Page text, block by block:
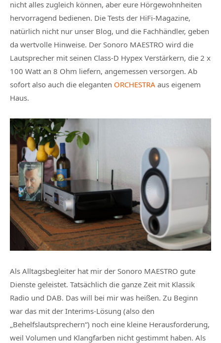
nicht alles zugleich können, aber eure Hörgewohnheiten
hervorragend bedienen. Die Tests der HiFi-Magazine,
natürlich nicht nur unser Blog, und die Fachhändler, geben
da wertvolle Hinweise. Der Sonoro MAESTRO wird die
Lautsprecher mit seinen Class-D Hypex Verstärkern, die 2 x
100 Watt an 8 Ohm liefern, angemessen versorgen. Ab
sofort also auch die eleganten ORCHESTRA aus eigenem
Haus.
Als Alltagsbegleiter hat mir der Sonoro MAESTRO gute
Dienste geleistet. Tatsächlich die ganze Zeit mit Klassik
Radio und DAB. Das will bei mir was heißen. Zu Beginn
war das mit der Interims-Lösung (also den
„Behelfslautsprechern“) noch eine kleine Herausforderung,
weil Volumen und Klangfarben nicht gestimmt haben. Als